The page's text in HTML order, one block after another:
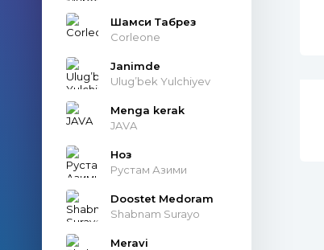
Шамси Табрез
Corleone
Janimde
Ulug’bek Yulchiyev
Menga kerak
JAVA
Ноз
Рустам Азими
Doostet Medoram
Shabnam Surayo
Meravi